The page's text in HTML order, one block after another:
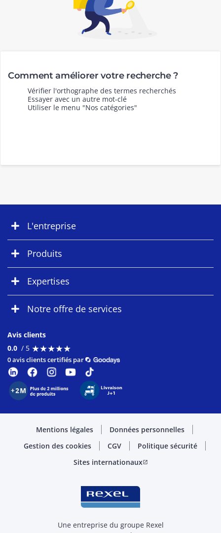
Comment améliorer votre recherche ?
Vérifier l'orthographe des termes recherchés
Essayer avec un autre mot-clé
Utiliser le menu "Nos catégories"
L'entreprise
Produits
Expertises
Notre offre de services
Avis clients
0.0 / 5 ★★★★★
★★★★★
0 avis clients certifiés par
Mentions légales
Données personnelles
Gestion des cookies
CGV
Politique sécurité
Sites internationauxopen_in_new
Une entreprise du groupe Rexel